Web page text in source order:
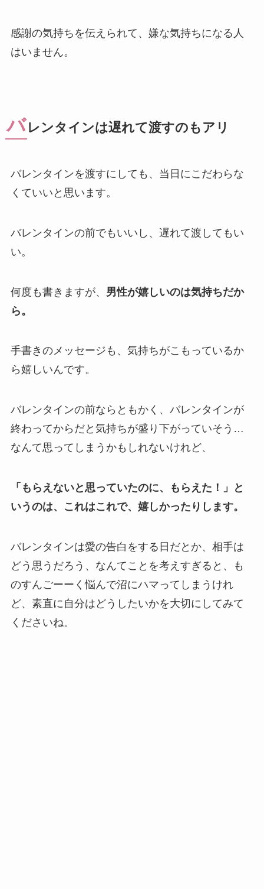
感謝の気持ちを伝えられて、嫌な気持ちになる人
はいません。
バ レンタインは遅れて渡すのもアリ
バレンタインを渡すにしても、当日にこだわらな
くていいと思います。
バレンタインの前でもいいし、遅れて渡してもい
い。
何度も書きますが、 男性が嬉しいのは気持ちだか
ら。
手書きのメッセージも、気持ちがこもっているか
ら嬉しいんです。
バレンタインの前ならともかく、バレンタインが
終わってからだと気持ちが盛り下がっていそう…
なんて思ってしまうかもしれないけれど、
「もらえないと思っていたのに、もらえた！」と
いうのは、これはこれで、嬉しかったりします。
バレンタインは愛の告白をする日だとか、相手は
どう思うだろう、なんてことを考えすぎると、も
のすんごーーく悩んで沼にハマってしまうけれ
ど、素直に自分はどうしたいかを大切にしてみて
くださいね。